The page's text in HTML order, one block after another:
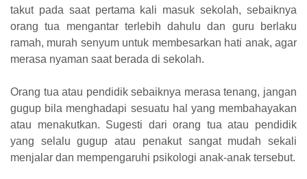
takut pada saat pertama kali masuk sekolah, sebaiknya
orang tua mengantar terlebih dahulu dan guru berlaku
ramah, murah senyum untuk membesarkan hati anak, agar
merasa nyaman saat berada di sekolah.
Orang tua atau pendidik sebaiknya merasa tenang, jangan
gugup bila menghadapi sesuatu hal yang membahayakan
atau menakutkan. Sugesti dari orang tua atau pendidik
yang selalu gugup atau penakut sangat mudah sekali
menjalar dan mempengaruhi psikologi anak-anak tersebut.